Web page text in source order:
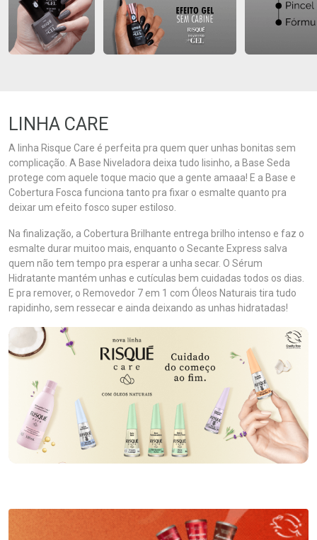
LINHA CARE
A linha Risque Care é perfeita pra quem quer unhas bonitas sem
complicação. A Base Niveladora deixa tudo lisinho, a Base Seda
protege com aquele toque macio que a gente amaaa! E a Base e
Cobertura Fosca funciona tanto pra fixar o esmalte quanto pra
deixar um efeito fosco super estiloso.
Na finalização, a Cobertura Brilhante entrega brilho intenso e faz o
esmalte durar muitoo mais, enquanto o Secante Express salva
quem não tem tempo pra esperar a unha secar. O Sérum
Hidratante mantém unhas e cutículas bem cuidadas todos os dias.
E pra remover, o Removedor 7 em 1 com Óleos Naturais tira tudo
rapidinho, sem ressecar e ainda deixando as unhas hidratadas!